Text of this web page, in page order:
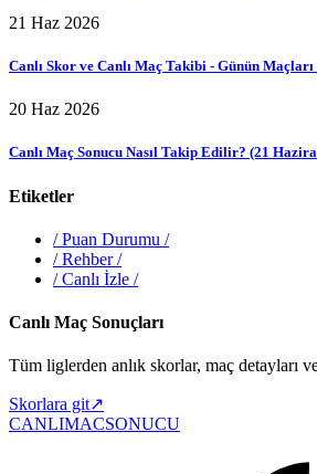
21 Haz 2026
Canlı Skor ve Canlı Maç Takibi - Günün
20 Haz 2026
Canlı Maç Sonucu Nasıl Takip Edilir? (21
Etiketler
/Puan Durumu /
/Rehber/
/Canlı İzle /
Canlı Maç Sonuçları
Tüm liglerden anlık skorlar, maç detayları
Skorlara git↗
CANLIMACSONUCU